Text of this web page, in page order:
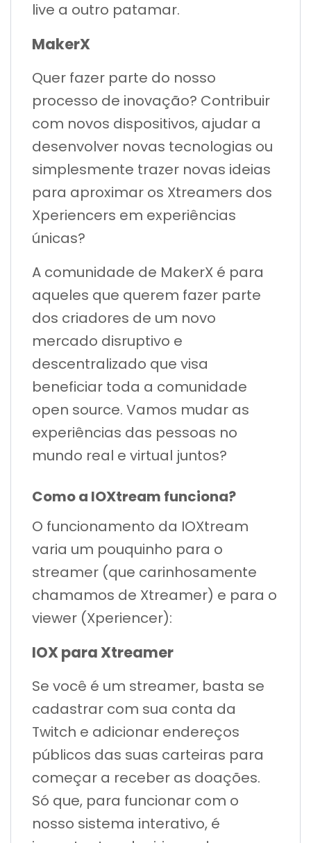
live a outro patamar.
MakerX
Quer fazer parte do nosso
processo de inovação? Contribuir
com novos dispositivos, ajudar a
desenvolver novas tecnologias ou
simplesmente trazer novas ideias
para aproximar os Xtreamers dos
Xperiencers em experiências
únicas?
A comunidade de MakerX é para
aqueles que querem fazer parte
dos criadores de um novo
mercado disruptivo e
descentralizado que visa
beneficiar toda a comunidade
open source. Vamos mudar as
experiências das pessoas no
mundo real e virtual juntos?
Como a IOXtream funciona?
O funcionamento da IOXtream
varia um pouquinho para o
streamer (que carinhosamente
chamamos de Xtreamer) e para o
viewer (Xperiencer):
IOX para Xtreamer
Se você é um streamer, basta se
cadastrar com sua conta da
Twitch e adicionar endereços
públicos das suas carteiras para
começar a receber as doações.
Só que, para funcionar com o
nosso sistema interativo, é